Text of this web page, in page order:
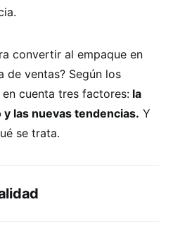
convertir al empaque en
de ventas? Según los
cuenta tres factores: la
las nuevas tendencias. Y
se trata.